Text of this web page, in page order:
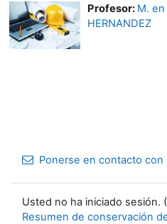
Profesor: M. en
HERNANDEZ
Ponerse en contacto
Usted no ha iniciado sesión. (
Resumen de conservación